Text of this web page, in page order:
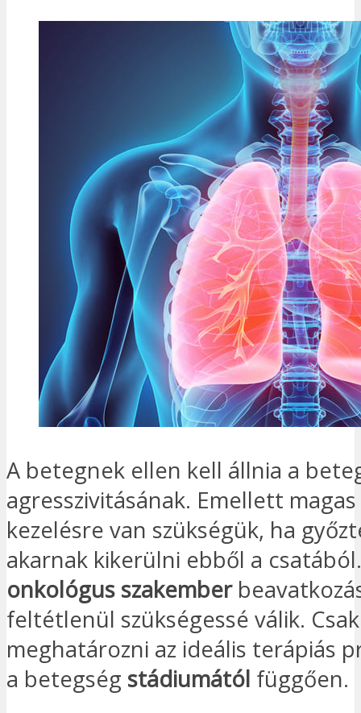
A betegnek ellen kell állnia a
agresszivitásának. Emellett
kezelésre van szükségük, ha
akarnak kikerülni ebből a
onkológus szakember
feltétlenül szükségessé válik.
meghatározni az ideális terápiás
a betegség stádiumától függően.